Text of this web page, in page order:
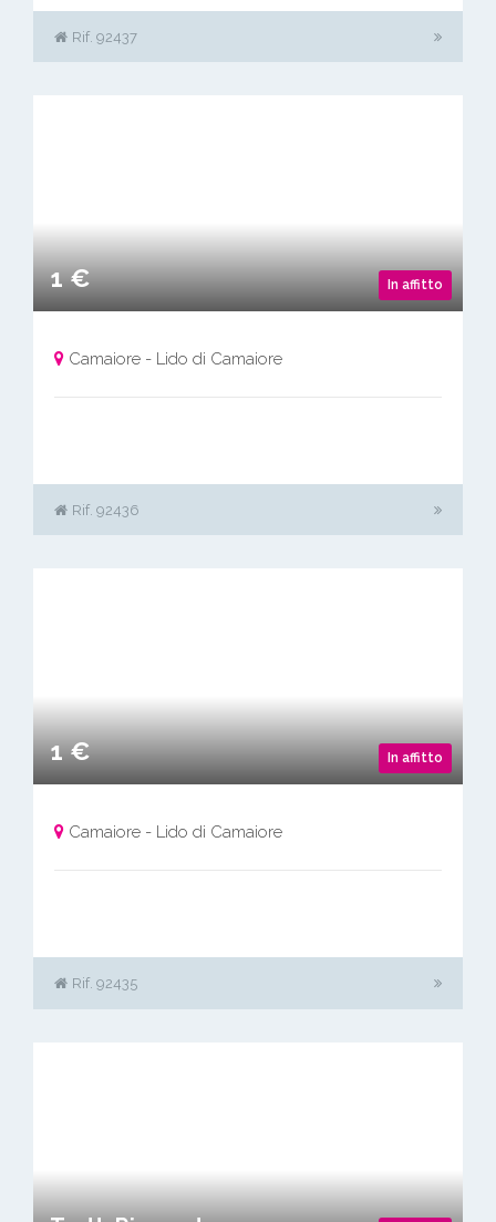
Rif. 92437
In affitto
1 €
Camaiore - Lido di Camaiore
Rif. 92436
In affitto
1 €
Camaiore - Lido di Camaiore
Rif. 92435